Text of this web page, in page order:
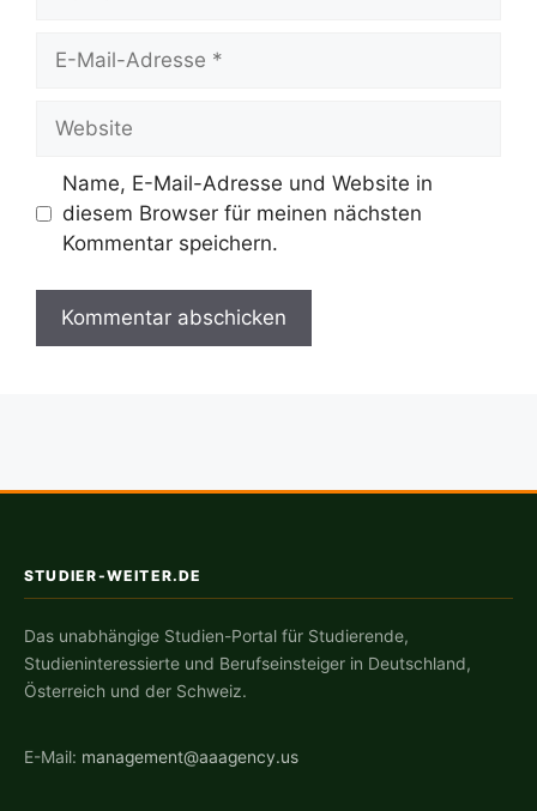
Website
Name, E-Mail-Adresse und Website in
diesem Browser für meinen nächsten
Kommentar speichern.
STUDIER-WEITER.DE
Das unabhängige Studien-Portal für Studierende,
Studieninteressierte und Berufseinsteiger in Deutschland,
Österreich und der Schweiz.
E-Mail: management@aaagency.us